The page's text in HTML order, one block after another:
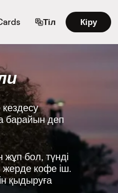
Тіл Кіру
барайын деп
бол, түнді
жерде кофе іш.
қыдыруға